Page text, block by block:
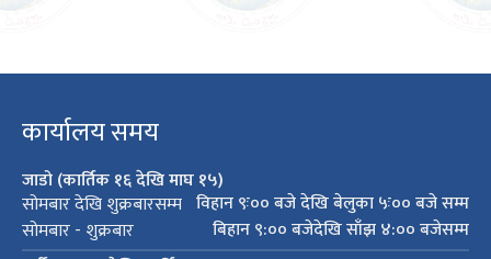
कार्यालय समय
जाडो (कार्तिक १६ देखि माघ १५)
सोमबार देखि शुक्रबारसम्म विहान ९ः०० बजे देखि बेलुका ५ः०० बजे सम्म
सोमबार - शुक्रबार
बिहान ९:०० बजेदेखि साँझ ४:०० बजेसम्म